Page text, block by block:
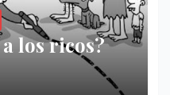
los ricos?